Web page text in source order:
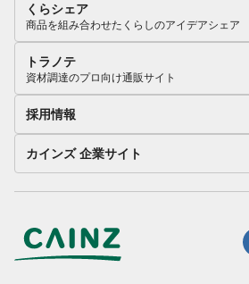
くらシェア
商品を組み合わせたくらしのアイデアシェア
トラノテ
資材調達のプロ向け通販サイト
採用情報
カインズ 企業サイト